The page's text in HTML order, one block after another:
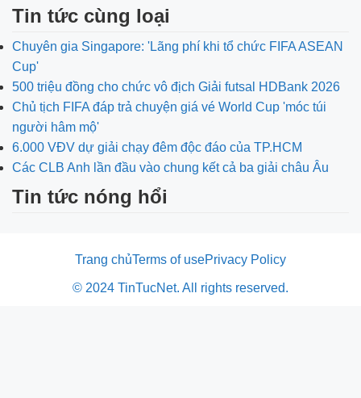
Tin tức cùng loại
Chuyên gia Singapore: 'Lãng phí khi tổ chức FIFA ASEAN
Cup'
500 triệu đồng cho chức vô địch Giải futsal HDBank 2026
Chủ tịch FIFA đáp trả chuyện giá vé World Cup 'móc túi
người hâm mộ'
6.000 VĐV dự giải chạy đêm độc đáo của TP.HCM
Các CLB Anh lần đầu vào chung kết cả ba giải châu Âu
Tin tức nóng hổi
Trang chủTerms of usePrivacy Policy
© 2024 TinTucNet. All rights reserved.